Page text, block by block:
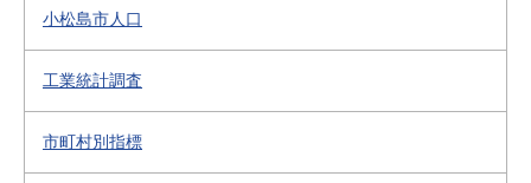
小松島市人口
工業統計調査
市町村別指標